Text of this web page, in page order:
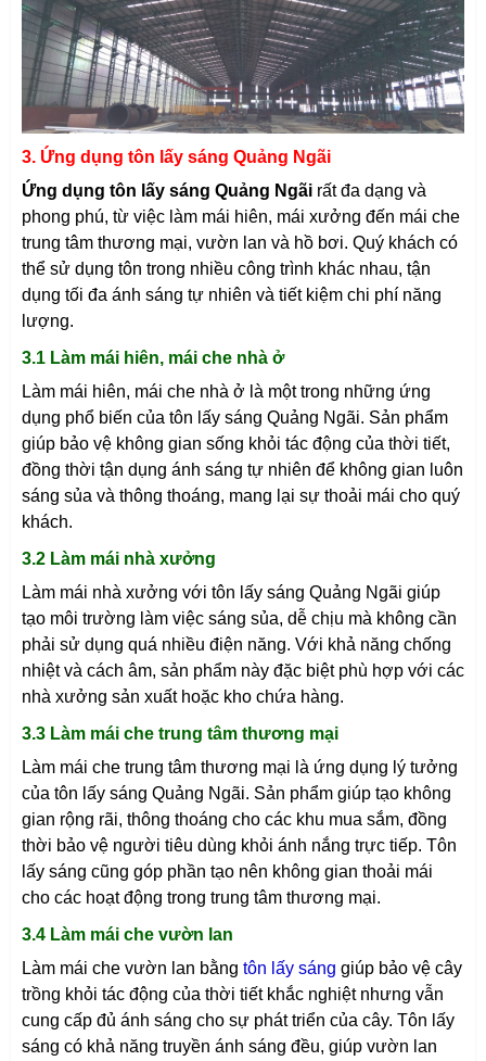
3. Ứng dụng tôn lấy sáng Quảng Ngãi
Ứng dụng tôn lấy sáng Quảng Ngãi rất đa dạng và
phong phú, từ việc làm mái hiên, mái xưởng đến mái che
trung tâm thương mại, vườn lan và hồ bơi. Quý khách có
thể sử dụng tôn trong nhiều công trình khác nhau, tận
dụng tối đa ánh sáng tự nhiên và tiết kiệm chi phí năng
lượng.
3.1 Làm mái hiên, mái che nhà ở
Làm mái hiên, mái che nhà ở là một trong những ứng
dụng phổ biến của tôn lấy sáng Quảng Ngãi. Sản phẩm
giúp bảo vệ không gian sống khỏi tác động của thời tiết,
đồng thời tận dụng ánh sáng tự nhiên để không gian luôn
sáng sủa và thông thoáng, mang lại sự thoải mái cho quý
khách.
3.2 Làm mái nhà xưởng
Làm mái nhà xưởng với tôn lấy sáng Quảng Ngãi giúp
tạo môi trường làm việc sáng sủa, dễ chịu mà không cần
phải sử dụng quá nhiều điện năng. Với khả năng chống
nhiệt và cách âm, sản phẩm này đặc biệt phù hợp với các
nhà xưởng sản xuất hoặc kho chứa hàng.
3.3 Làm mái che trung tâm thương mại
Làm mái che trung tâm thương mại là ứng dụng lý tưởng
của tôn lấy sáng Quảng Ngãi. Sản phẩm giúp tạo không
gian rộng rãi, thông thoáng cho các khu mua sắm, đồng
thời bảo vệ người tiêu dùng khỏi ánh nắng trực tiếp. Tôn
lấy sáng cũng góp phần tạo nên không gian thoải mái
cho các hoạt động trong trung tâm thương mại.
3.4 Làm mái che vườn lan
Làm mái che vườn lan bằng tôn lấy sáng giúp bảo vệ cây
trồng khỏi tác động của thời tiết khắc nghiệt nhưng vẫn
cung cấp đủ ánh sáng cho sự phát triển của cây. Tôn lấy
sáng có khả năng truyền ánh sáng đều, giúp vườn lan